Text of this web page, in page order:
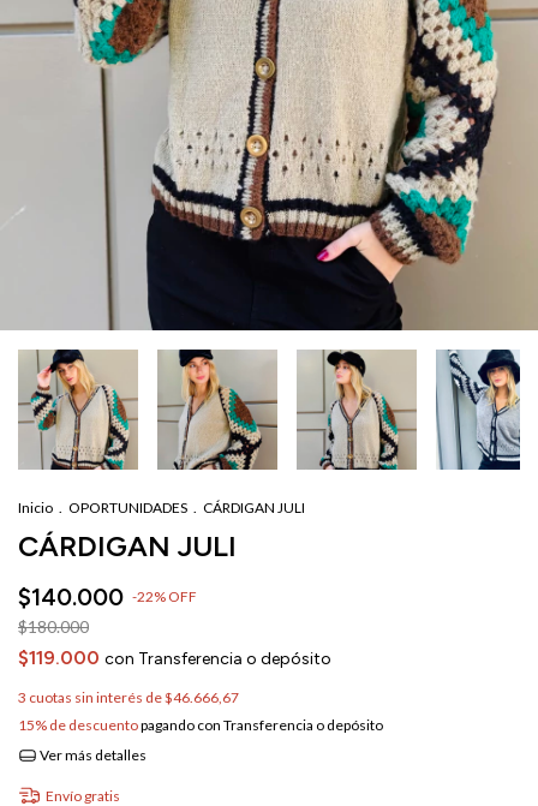
Inicio . OPORTUNIDADES . CÁRDIGAN JULI
CÁRDIGAN JULI
$140.000 -22% OFF
$180.000
$119.000 con Transferencia o depósito
3 cuotas sin interés de$46.666,67
15% de descuentopagando con Transferencia o depósito
Ver más detalles
Envío gratis